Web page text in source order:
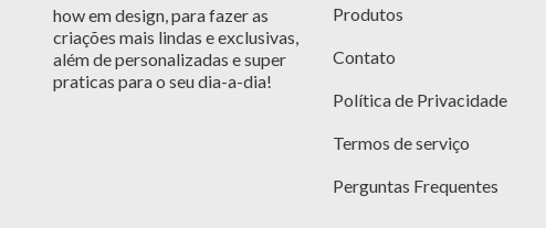
how em design, para fazer as
criações mais lindas e exclusivas,
além de personalizadas e super
praticas para o seu dia-a-dia!
Produtos
Contato
Política de Privacidade
Termos de serviço
Perguntas Frequentes